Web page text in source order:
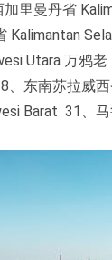
里曼丹省
Utara 万鸦
东南苏拉威
Barat 31、